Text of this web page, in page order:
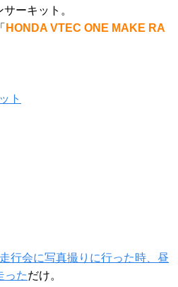
ーキット。
HONDA VTEC ONE MAKE RA
ト
行会に写真撮りに行った時、昼
っただけ。